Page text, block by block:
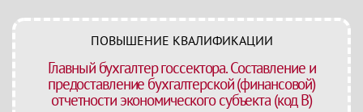
ПОВЫШЕНИЕ КВАЛИФИКАЦИИ
Главный бухгалтер госсектора. Составление и
предоставление бухгалтерской (финансовой)
отчетности экономического субъекта (код В)